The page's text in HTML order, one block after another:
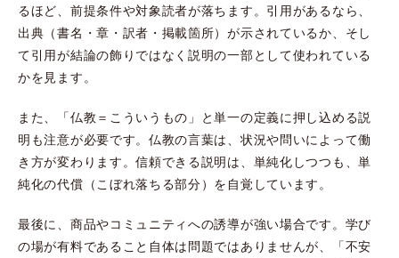
るほど、前提条件や対象読者が落ちます。引用があるなら、
出典（書名・章・訳者・掲載箇所）が示されているか、そし
て引用が結論の飾りではなく説明の一部として使われている
かを見ます。
また、「仏教＝こういうもの」と単一の定義に押し込める説
明も注意が必要です。仏教の言葉は、状況や問いによって働
き方が変わります。信頼できる説明は、単純化しつつも、単
純化の代償（こぼれ落ちる部分）を自覚しています。
最後に、商品やコミュニティへの誘導が強い場合です。学び
の場が有料であること自体は問題ではありませんが、「不安